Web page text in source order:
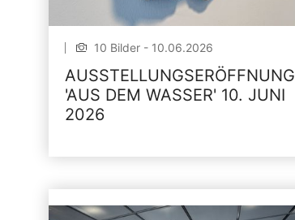
10 Bilder - 10.06.2026
AUSSTELLUNGSERÖFFNUNG
'AUS DEM WASSER' 10. JUNI
2026